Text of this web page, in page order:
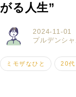
がる人生”
2024-11-01
プルデンシ
ミモザなひと 20代